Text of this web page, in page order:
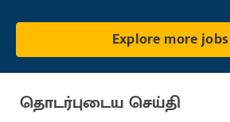
Explore more jobs
தொடர்புடைய செய்தி